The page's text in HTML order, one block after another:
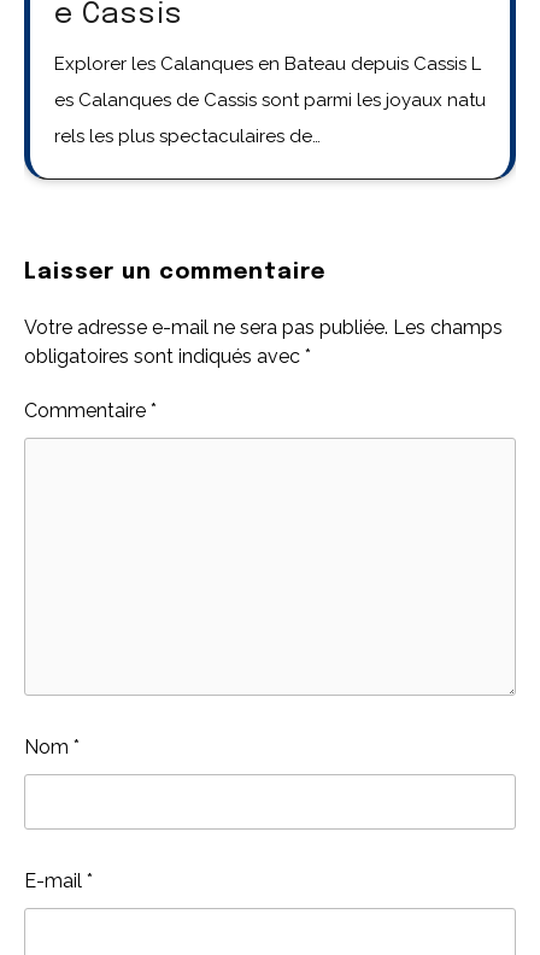
e Cassis
Explorer les Calanques en Bateau depuis Cassis L
es Calanques de Cassis sont parmi les joyaux natu
rels les plus spectaculaires de…
Laisser un commentaire
Votre adresse e-mail ne sera pas publiée. Les champs
obligatoires sont indiqués avec *
Commentaire *
Nom *
E-mail *